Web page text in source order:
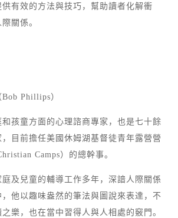
有效的方法與技巧，幫助讀者化解衝
關係。
Bob Phillips）
孩童方面的心理諮商專家，也是七十餘
目前擔任美國休姆湖基督徒青年露營營
Camps）的總幹事。
及兒童的輔導工作多年，深諳人際關係
他以趣味盎然的筆法與圖說來表達，不
樂，也在當中習得人與人相處的竅門。